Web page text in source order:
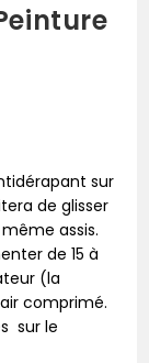
sur
de glisser
assis.
de 15 à
(la
comprimé.
sur le